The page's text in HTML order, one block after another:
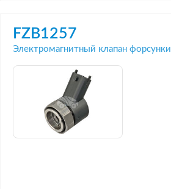
FZB1257
Электромагнитный клапан форсунки